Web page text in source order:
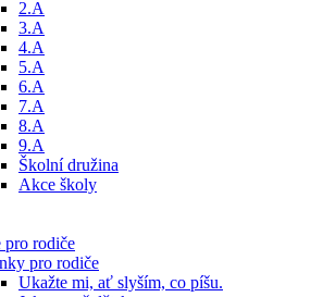
2.A
3.A
4.A
5.A
6.A
7.A
8.A
9.A
Školní družina
Akce školy
pro rodiče
pro rodiče
Ukažte mi, ať slyším, co píšu.